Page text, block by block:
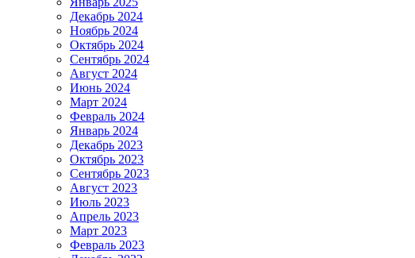
Декабрь 2024
Ноябрь 2024
Октябрь 2024
Сентябрь 2024
Август 2024
Июнь 2024
Март 2024
Февраль 2024
Январь 2024
Декабрь 2023
Октябрь 2023
Сентябрь 2023
Август 2023
Июль 2023
Апрель 2023
Март 2023
Февраль 2023